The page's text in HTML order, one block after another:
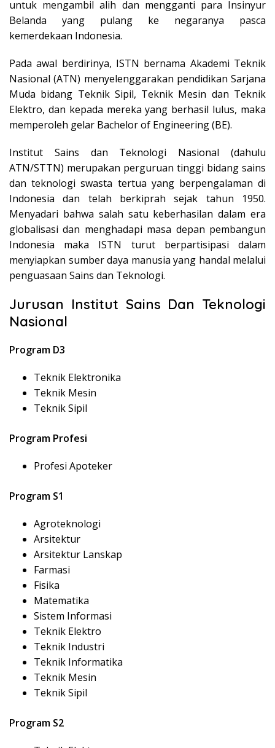
untuk mengambil alih dan mengganti para Insinyur
Belanda yang pulang ke negaranya pasca
kemerdekaan Indonesia.
Pada awal berdirinya, ISTN bernama Akademi Teknik
Nasional (ATN) menyelenggarakan pendidikan Sarjana
Muda bidang Teknik Sipil, Teknik Mesin dan Teknik
Elektro, dan kepada mereka yang berhasil lulus, maka
memperoleh gelar Bachelor of Engineering (BE).
Institut Sains dan Teknologi Nasional (dahulu
ATN/STTN) merupakan perguruan tinggi bidang sains
dan teknologi swasta tertua yang berpengalaman di
Indonesia dan telah berkiprah sejak tahun 1950.
Menyadari bahwa salah satu keberhasilan dalam era
globalisasi dan menghadapi masa depan pembangun
Indonesia maka ISTN turut berpartisipasi dalam
menyiapkan sumber daya manusia yang handal melalui
penguasaan Sains dan Teknologi.
Jurusan Institut Sains Dan Teknologi
Nasional
Program D3
Teknik Elektronika
Teknik Mesin
Teknik Sipil
Program Profesi
Profesi Apoteker
Program S1
Agroteknologi
Arsitektur
Arsitektur Lanskap
Farmasi
Fisika
Matematika
Sistem Informasi
Teknik Elektro
Teknik Industri
Teknik Informatika
Teknik Mesin
Teknik Sipil
Program S2